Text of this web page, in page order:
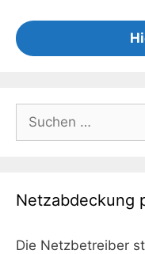
nach:
Netzabdeckung
Die Netzbetreiber